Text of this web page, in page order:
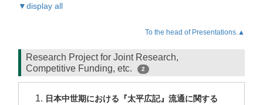
▼display all
To the head of Presentations.▲
Research Project for Joint Research,
Competitive Funding, etc.
2
日本中世期における『太平広記』流通に関する